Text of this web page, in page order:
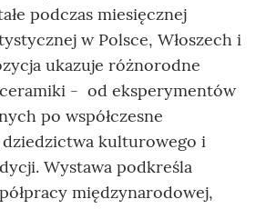
podczas miesięcznej
w Polsce, Włoszech i
ukazuje różnorodne
- od eksperymentów
po współczesne
kulturowego i
Wystawa podkreśla
międzynarodowej,